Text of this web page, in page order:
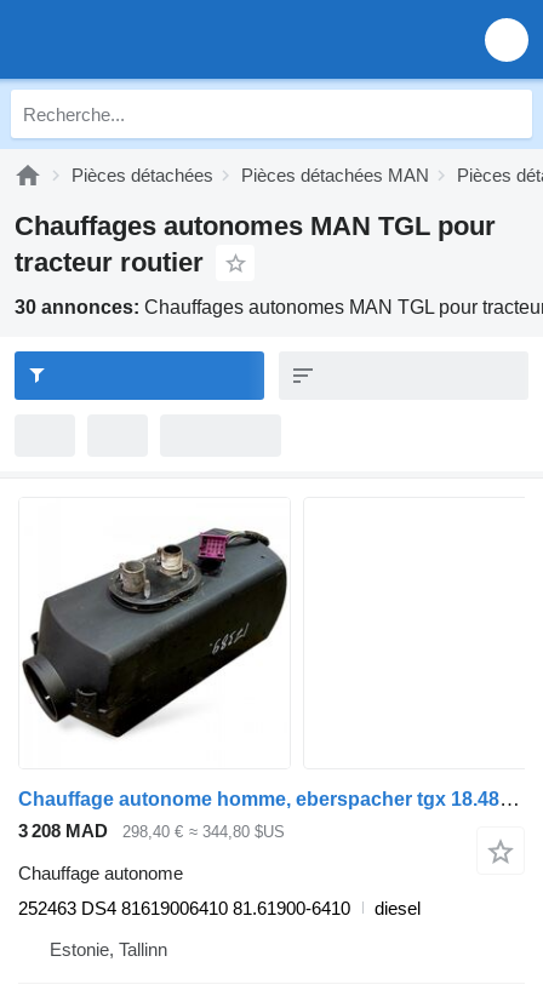
Pièces détachées Pièces détachées MAN Pièces
Chauffages autonomes MAN TGL pour
tracteur routier
30 annonces: Chauffages autonomes MAN TGL pour
Chauffage autonome homme, eberspacher tgx 18.480 (01.07-) 252463 DS4 pour tracteur routier MAN TGL, TGM, TGS, TGX (2005-2021)
3 208 MAD 298,40 € ≈ 344,80 $US
Chauffage autonome
252463 DS4 81619006410 81.61900-6410
diesel
Estonie, Tallinn